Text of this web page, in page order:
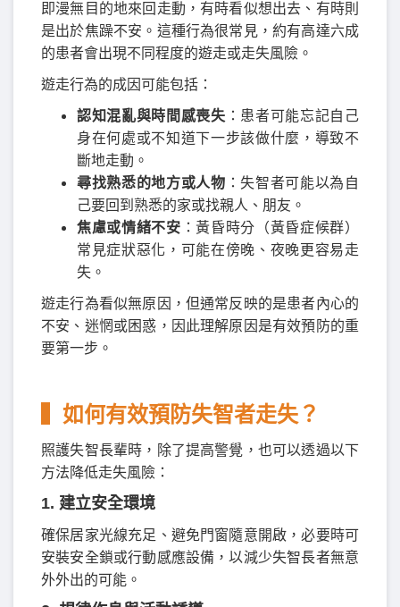
即漫無目的地來回走動，有時看似想出去、有時則
是出於焦躁不安。這種行為很常見，約有高達六成
的患者會出現不同程度的遊走或走失風險。
遊走行為的成因可能包括：
認知混亂與時間感喪失 ：患者可能忘記自己
身在何處或不知道下一步該做什麼，導致不
斷地走動。
尋找熟悉的地方或人物 ：失智者可能以為自
己要回到熟悉的家或找親人、朋友。
焦慮或情緒不安 ：黃昏時分（黃昏症候群）
常見症狀惡化，可能在傍晚、夜晚更容易走
失。
遊走行為看似無原因，但通常反映的是患者內心的
不安、迷惘或困惑，因此理解原因是有效預防的重
要第一步。
▍如何有效預防失智者走失？
照護失智長輩時，除了提高警覺，也可以透過以下
方法降低走失風險：
1. 建立安全環境
確保居家光線充足、避免門窗隨意開啟，必要時可
安裝安全鎖或行動感應設備，以減少失智長者無意
外外出的可能。